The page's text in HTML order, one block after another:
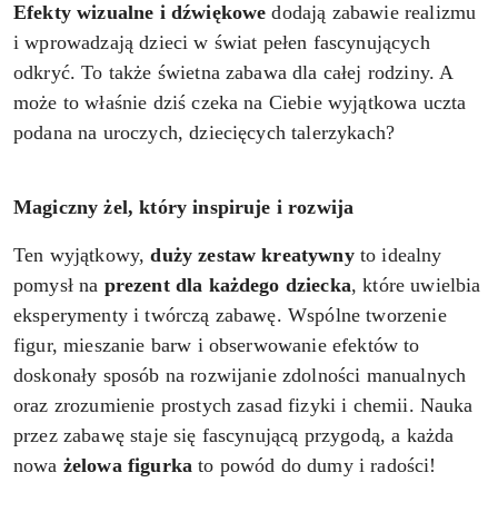
Efekty wizualne i dźwiękowe dodają zabawie realizmu
i wprowadzają dzieci w świat pełen fascynujących
odkryć. To także świetna zabawa dla całej rodziny. A
może to właśnie dziś czeka na Ciebie wyjątkowa uczta
podana na uroczych, dziecięcych talerzykach?
Magiczny żel, który inspiruje i rozwija
Ten wyjątkowy,duży zestaw kreatywnyto idealny
pomysł na prezent dla każdego dziecka, które uwielbia
eksperymenty i twórczą zabawę. Wspólne tworzenie
figur, mieszanie barw i obserwowanie efektów to
doskonały sposób na rozwijanie zdolności manualnych
oraz zrozumienie prostych zasad fizyki i chemii. Nauka
przez zabawę staje się fascynującą przygodą, a każda
nowa żelowa figurka to powód do dumy i radości!